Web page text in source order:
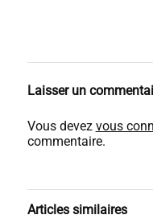
Laisser un
Vous devez vous
commentaire.
Articles similaires